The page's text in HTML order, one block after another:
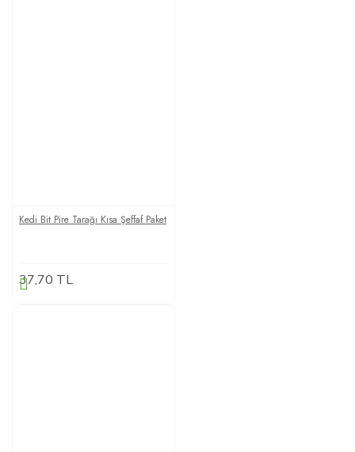
Kedi Bit Pire Tarağı Kısa Şeffaf Paket
37,70 TL